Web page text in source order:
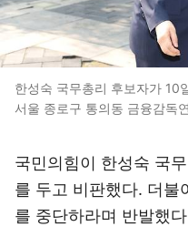
한성숙 국무총리 후보자가 10
서울 종로구 통의동 금융감독
국민의힘이 한성숙 국
를 두고 비판했다. 더불
를 중단하라며 반발했